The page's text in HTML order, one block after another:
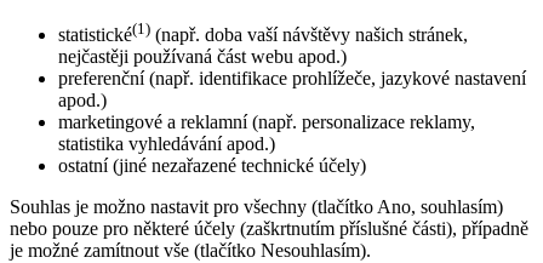
statistické(1) (např. doba vaší návštěvy našich stránek,
nejčastěji používaná část webu apod.)
preferenční (např. identifikace prohlížeče, jazykové nastavení
apod.)
marketingové a reklamní (např. personalizace reklamy,
statistika vyhledávání apod.)
ostatní (jiné nezařazené technické účely)
Souhlas je možno nastavit pro všechny (tlačítko Ano, souhlasím)
nebo pouze pro některé účely (zaškrtnutím příslušné části), případně
je možné zamítnout vše (tlačítko Nesouhlasím).